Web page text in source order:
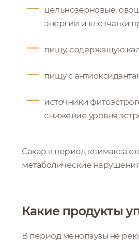
цельнозерновые,
энергии и клетчатки
пищу, содержащую
пищу с
источники
снижение уровня
Сахар в период климакса
метаболические
Какие продукты
В период менопаузы не